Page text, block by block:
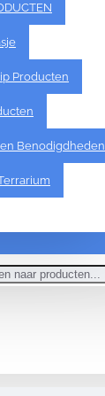
Producten
Benodigdheden